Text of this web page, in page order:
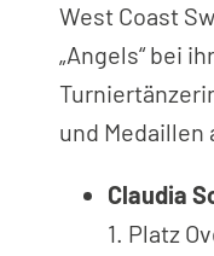
West Coast
„Angels“ bei
und Medaillen
Claudia
1. Platz